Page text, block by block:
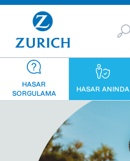
HASAR
SORGULAMA
HASAR ANINDA